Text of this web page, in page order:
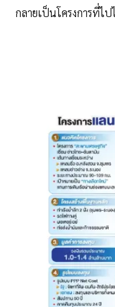
กลายเป็นโครงการที่ไ